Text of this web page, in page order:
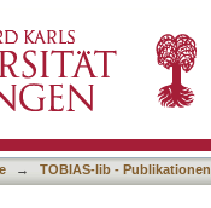
→ TOBIAS-lib -